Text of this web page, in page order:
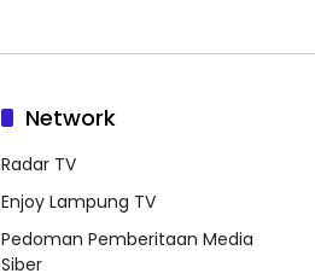
Network
Radar TV
Enjoy Lampung TV
Pedoman Pemberitaan Media
Siber